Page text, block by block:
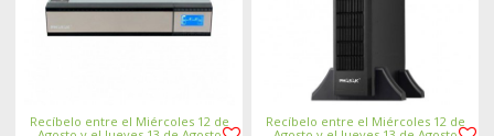
Recíbelo entre el Miércoles 12 de
Recíbelo entre el Miércoles 12 de